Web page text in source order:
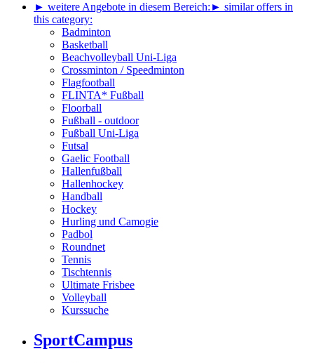
► weitere Angebote in diesem Bereich: ► similar offers in
this category:
Badminton
Basketball
Beachvolleyball Uni-Liga
Crossminton / Speedminton
Flagfootball
FLINTA* Fußball
Floorball
Fußball - outdoor
Fußball Uni-Liga
Futsal
Gaelic Football
Hallenfußball
Hallenhockey
Handball
Hockey
Hurling und Camogie
Padbol
Roundnet
Tennis
Tischtennis
Ultimate Frisbee
Volleyball
Kurssuche
SportCampus